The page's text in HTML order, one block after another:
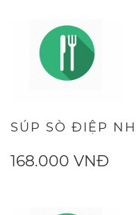
SÚP SÒ ĐIỆP
168.000 VNĐ